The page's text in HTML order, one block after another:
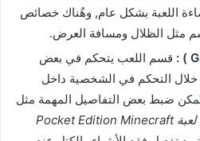
اللعبة بشكل عام, وهٌناك خصائص
مثل الظلال ومسافة العرض.
قسم اللعب يتحكم في بعض
خلال التحكم في الشخصية داخل
ضبط بعض التفاصيل المهمة مثل
لعبة Pocket Edition Minecraft